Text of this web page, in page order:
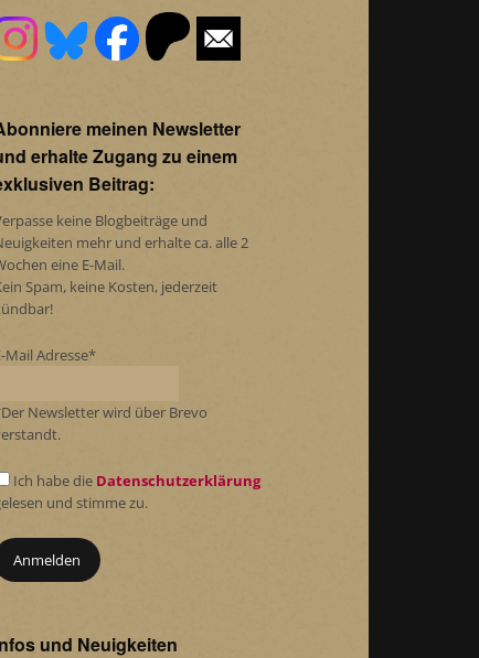
meinen Newsletter
erhalte Zugang zu einem
Beitrag:
keine Blogbeiträge und
mehr und erhalte ca. alle 2
eine E-Mail.
Spam, keine Kosten, jederzeit
Mail Adresse*
Newsletter wird über Brevo
Ich habe die Datenschutzerklärung
und stimme zu.
und Neuigkeiten